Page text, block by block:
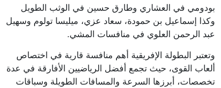
بودومي في العشاري وطارق حسين في الوثب الطويل
وكذا إسماعيل بن حمودة، سعاد عزي، ميليسا تولوم وسهيل
عبد الرحمن العلوي في منافسات المشي.
وتعتبر البطولة الإفريقية أهم منافسة قارية في اختصاص
ألعاب القوى، حيث تجمع أفضل الرياضيين الأفارقة في عدة
تخصصات، أبرزها السرعة والمسافات الطويلة وسباقات